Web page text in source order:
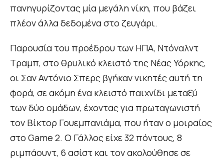
πανηγυρίζοντας μία μεγάλη νίκη, που βάζει
πλέον άλλα δεδομένα στο ζευγάρι.
Παρουσία του προέδρου των ΗΠΑ, Ντόναλντ
Τραμπ, στο θρυλικό κλειστό της Νέας Υόρκης,
οι Σαν Αντόνιο Σπερς βγήκαν νικητές αυτή τη
φορά, σε ακόμη ένα κλειστό παιχνίδι μεταξύ
των δύο ομάδων, έχοντας για πρωταγωνιστή
τον Βίκτορ Γουεμπανιάμα, που ήταν ο μοιραίος
στο Game 2. Ο Γάλλος είχε 32 πόντους, 8
ριμπάουντ, 6 ασίστ και τον ακολούθησε σε